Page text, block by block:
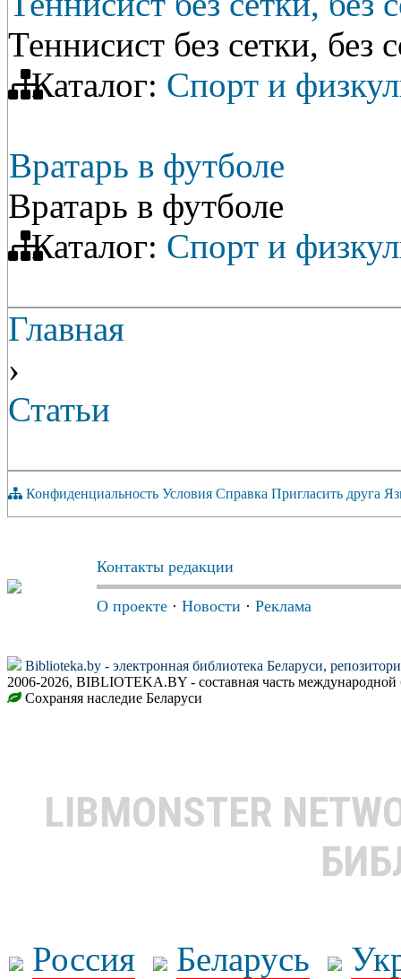
Теннисист без сетки,
Каталог: Спорт и
Вратарь в футболе
Вратарь в футболе
Каталог: Спорт и
Главная
›
Статьи
Конфиденциальность Условия Справка Пригласить друга
Контакты редакции
О проекте · Новости · Реклама
Biblioteka.by - электронная библиотека Беларуси,
2006-2026, BIBLIOTEKA.BY - составная часть
Сохраняя наследие Беларуси
LIBMONSTER
Россия Беларусь